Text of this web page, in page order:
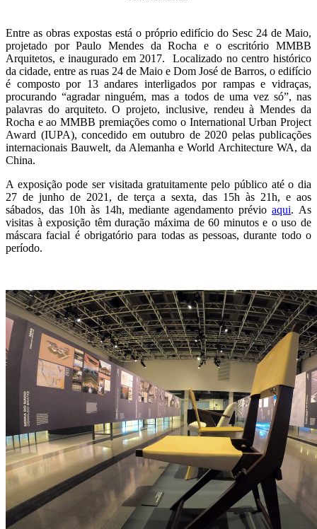
Entre as obras expostas está o próprio edifício do Sesc 24 de Maio,
projetado por Paulo Mendes da Rocha e o escritório MMBB
Arquitetos, e inaugurado em 2017. Localizado no centro histórico
da cidade, entre as ruas 24 de Maio e Dom José de Barros, o edifício
é composto por 13 andares interligados por rampas e vidraças,
procurando “agradar ninguém, mas a todos de uma vez só”, nas
palavras do arquiteto. O projeto, inclusive, rendeu à Mendes da
Rocha e ao MMBB premiações como o International Urban Project
Award (IUPA), concedido em outubro de 2020 pelas publicações
internacionais Bauwelt, da Alemanha e World Architecture WA, da
China.
A exposição pode ser visitada gratuitamente pelo público até o dia
27 de junho de 2021, de terça a sexta, das 15h às 21h, e aos
sábados, das 10h às 14h, mediante agendamento prévioaqui. As
visitas à exposição têm duração máxima de 60 minutos e o uso de
máscara facial é obrigatório para todas as pessoas, durante todo o
período.